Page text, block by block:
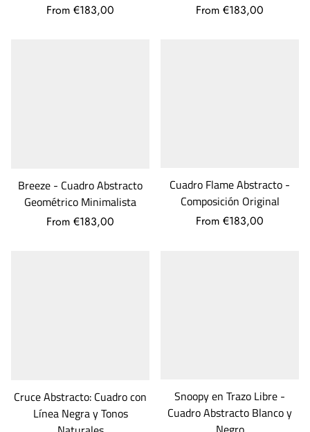
From €183,00 From €183,00
Breeze - Cuadro Abstracto
Geométrico Minimalista
From €183,00
Cuadro Flame Abstracto -
Composición Original
From €183,00
Cruce Abstracto: Cuadro con
Línea Negra y Tonos
Snoopy en Trazo Libre -
Cuadro Abstracto Blanco y